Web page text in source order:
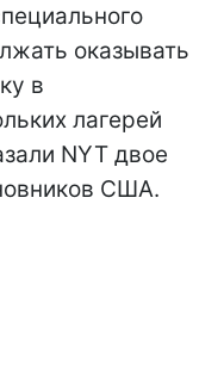
оказывать
в
лагерей
NYT двое
США.